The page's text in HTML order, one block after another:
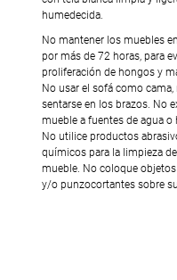
humedecida.
No mantener los muebles
por más de 72 horas, para
proliferación de hongos y
No usar el sofá como cama,
sentarse en los brazos. No
mueble a fuentes de agua o
No utilice productos
químicos para la limpieza
mueble. No coloque
y/o punzocortantes sobre